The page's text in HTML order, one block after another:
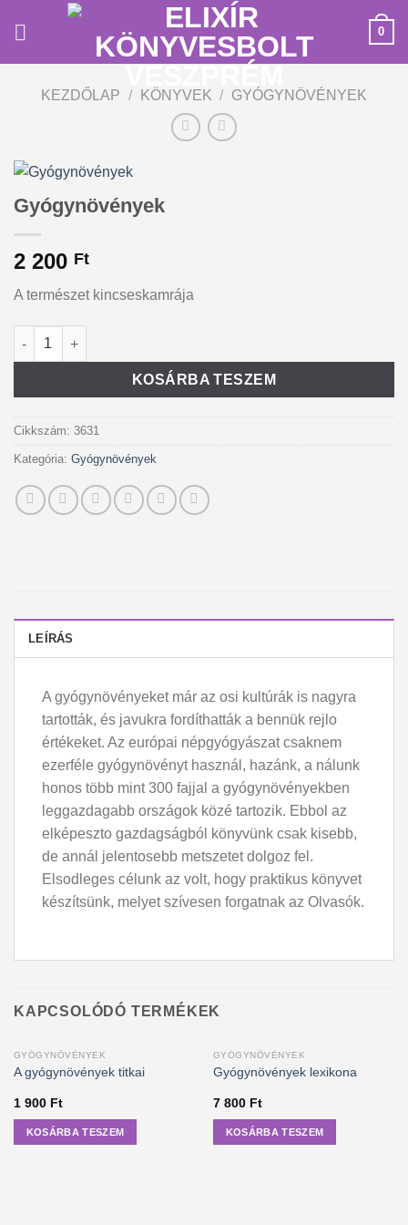
0
KEZDŐLAP / KÖNYVEK / GYÓGYNÖVÉNYEK
Gyógynövények
2 200 Ft
A természet kincseskamrája
Gyógynövények mennyiség
KOSÁRBA TESZEM
Alternative:
Cikkszám: 3631
Kategória: Gyógynövények
LEÍRÁS
A gyógynövényeket már az osi kultúrák is nagyra
tartották, és javukra fordíthatták a bennük rejlo
értékeket. Az európai népgyógyászat csaknem
ezerféle gyógynövényt használ, hazánk, a nálunk
honos több mint 300 fajjal a gyógynövényekben
leggazdagabb országok közé tartozik. Ebbol az
elképeszto gazdagságból könyvünk csak kisebb,
de annál jelentosebb metszetet dolgoz fel.
Elsodleges célunk az volt, hogy praktikus könyvet
készítsünk, melyet szívesen forgatnak az Olvasók.
KAPCSOLÓDÓ TERMÉKEK
GYÓGYNÖVÉNYEK
A gyógynövények titkai
1 900 Ft
KOSÁRBA TESZEM
GYÓGYNÖVÉNYEK
Gyógynövények lexikona
7 800 Ft
KOSÁRBA TESZEM